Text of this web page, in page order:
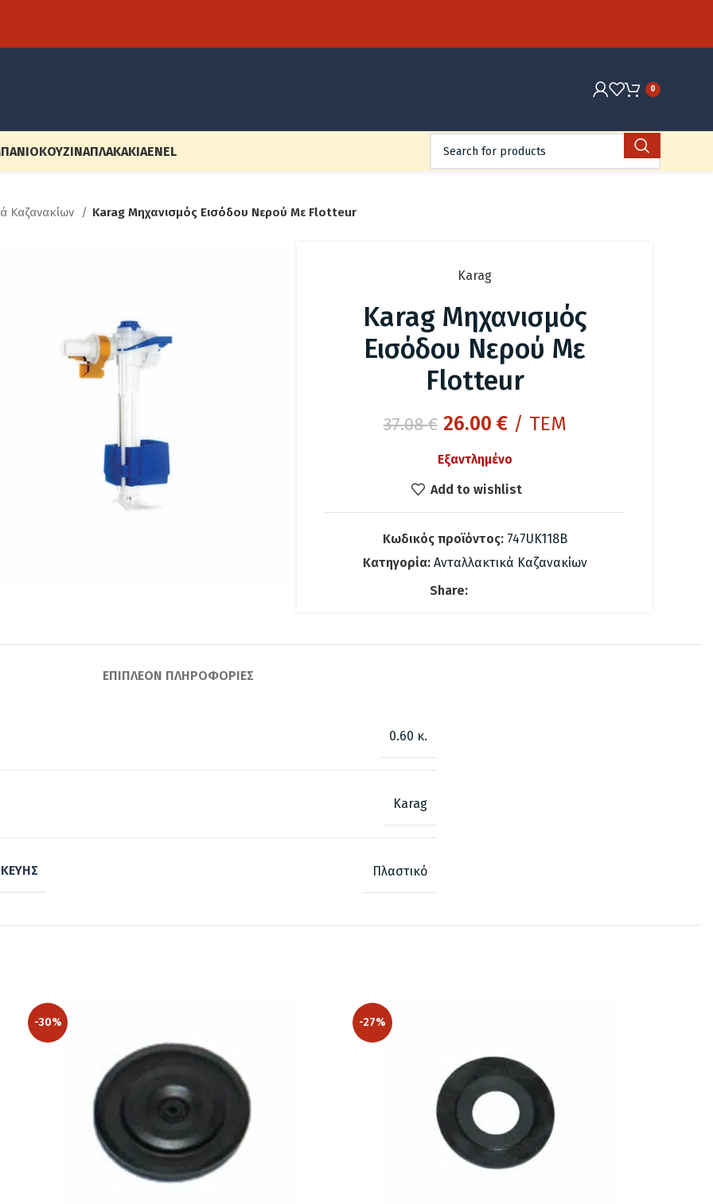
0
ΚΟΥΖΊΝΑΠΛΑΚΆΚΙΑENEL
Καζανακίων Karag Μηχανισμός Εισόδου Νερού Με Flotteur
Karag
Karag Μηχανισμός
Εισόδου Νερού Με
Flotteur
37.08€ Original
was:
37.08 €.
26.00 €Η
τιμή
είναι:
26.00 €.
/ ΤΕΜ
Εξαντλημένο
Add to wishlist
Κωδικός προϊόντος: 747UK118B
Κατηγορία: Ανταλλακτικά Καζανακίων
Share:
ΕΠΙΠΛΈΟΝ ΠΛΗΡΟΦΟΡΊΕΣ
0.60 κ.
Karag
Πλαστικό
-30% -27%